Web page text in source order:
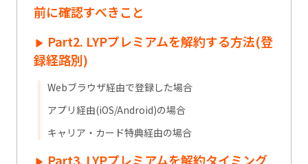
前に確認すべきこと
Part2. LYPプレミアムを解約する方法(登
録経路別)
Webブラウザ経由で登録した場合
アプリ経由(iOS/Android)の場合
キャリア・カード特典経由の場合
Part3. LYPプレミアムを解約タイミング